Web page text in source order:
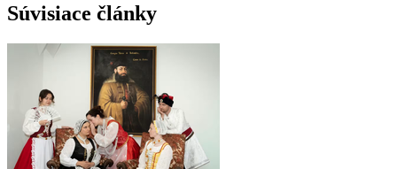
Súvisiace články